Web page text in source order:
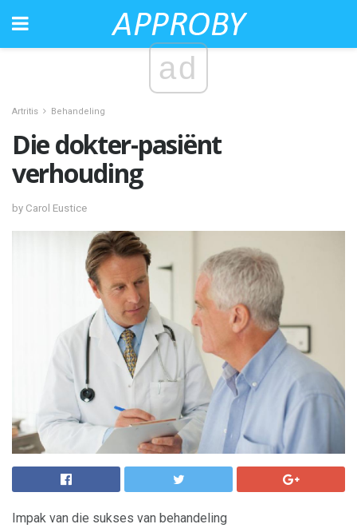
ad
Artritis Behandeling
Die dokter-pasiënt
verhouding
by Carol Eustice
Impak van die sukses van behandeling